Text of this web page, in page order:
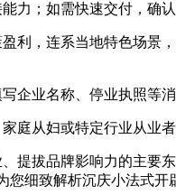
；如需快速交付，确
，连系当地特色场景
业名称、停业执照等消
从妇或特定行业从业
拔品牌影响力的主要
细致解析沉庆小法式